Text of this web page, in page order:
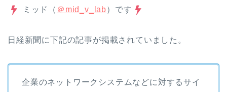
ミッド（ ＠mid_v_lab）です
日経新聞に下記の記事が掲載されていました。
企業のネットワークシステムなどに対するサイ